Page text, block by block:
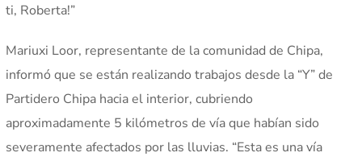
ti, Roberta!”
Mariuxi Loor, representante de la comunidad de Chipa,
informó que se están realizando trabajos desde la “Y” de
Partidero Chipa hacia el interior, cubriendo
aproximadamente 5 kilómetros de vía que habían sido
severamente afectados por las lluvias. “Esta es una vía